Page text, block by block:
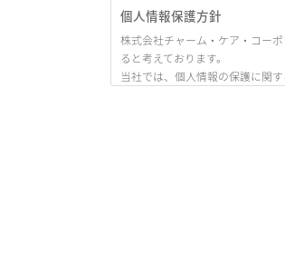
個人情報保護方針
株式会社チャーム・ケア・コー
ると考えております。
当社では、個人情報の保護に関